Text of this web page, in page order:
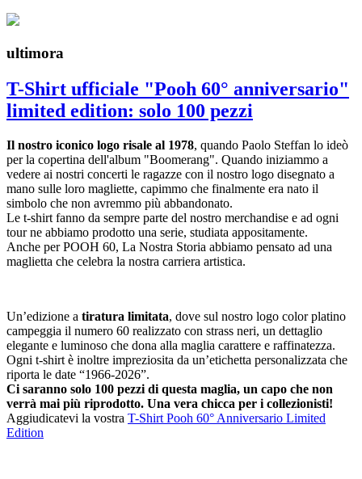
ultimora
T-Shirt ufficiale "Pooh 60° anniversario"
limited edition: solo 100 pezzi
Il nostro iconico logo risale al 1978, quando Paolo Steffan lo ideò
per la copertina dell'album "Boomerang". Quando iniziammo a
vedere ai nostri concerti le ragazze con il nostro logo disegnato a
mano sulle loro magliette, capimmo che finalmente era nato il
simbolo che non avremmo più abbandonato.
Le t-shirt fanno da sempre parte del nostro merchandise e ad ogni
tour ne abbiamo prodotto una serie, studiata appositamente.
Anche per POOH 60, La Nostra Storia abbiamo pensato ad una
maglietta che celebra la nostra carriera artistica.
Un’edizione a tiratura limitata, dove sul nostro logo color platino
campeggia il numero 60 realizzato con strass neri, un dettaglio
elegante e luminoso che dona alla maglia carattere e raffinatezza.
Ogni t-shirt è inoltre impreziosita da un’etichetta personalizzata che
riporta le date “1966-2026”.
Ci saranno solo 100 pezzi di questa maglia, un capo che non
verrà mai più riprodotto. Una vera chicca per i collezionisti!
Aggiudicatevi la vostra T-Shirt Pooh 60° Anniversario Limited
Edition